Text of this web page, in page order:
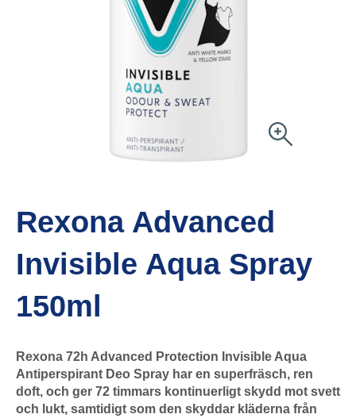
Rexona Advanced
Invisible Aqua Spray
150ml
Rexona 72h Advanced Protection Invisible Aqua
Antiperspirant Deo Spray har en superfräsch, ren
doft, och ger 72 timmars kontinuerligt skydd mot svett
och lukt, samtidigt som den skyddar kläderna från